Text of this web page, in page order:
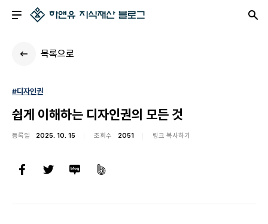
목록으로
#디자인권
쉽게 이해하는 디자인권의 모든 것
등록일 2025. 10. 15 조회수 2051 링크 복사하기